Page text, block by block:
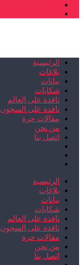
الرئيسية
بلاغات
بيانات
شكايات
نافذة على العالم
نافذة على السجون
مقالات حرة
من نحن
اتصل بنا
الرئيسية
بلاغات
بيانات
شكايات
نافذة على العالم
نافذة على السجون
مقالات حرة
من نحن
اتصل بنا